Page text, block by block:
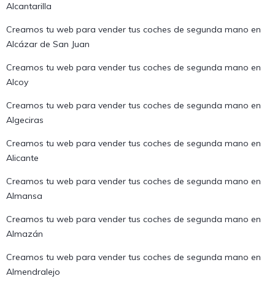
Alcantarilla
Creamos tu web para vender tus coches de segunda mano en
Alcázar de San Juan
Creamos tu web para vender tus coches de segunda mano en
Alcoy
Creamos tu web para vender tus coches de segunda mano en
Algeciras
Creamos tu web para vender tus coches de segunda mano en
Alicante
Creamos tu web para vender tus coches de segunda mano en
Almansa
Creamos tu web para vender tus coches de segunda mano en
Almazán
Creamos tu web para vender tus coches de segunda mano en
Almendralejo